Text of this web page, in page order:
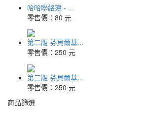
哈哈聯絡簿 - ...
零售價： 80 元
第二版 芬貝爾基...
零售價： 250 元
第二版 芬貝爾基...
零售價： 250 元
商品篩選